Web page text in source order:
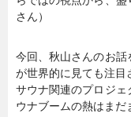
さん）
今回、秋山さんのお
が世界的に見ても注目
サウナ関連のプロジ
ウナブームの熱はまだ